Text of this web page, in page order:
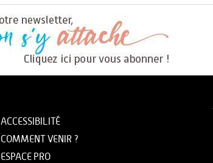
ACCESSIBILITÉ
COMMENT VENIR ?
ESPACE PRO